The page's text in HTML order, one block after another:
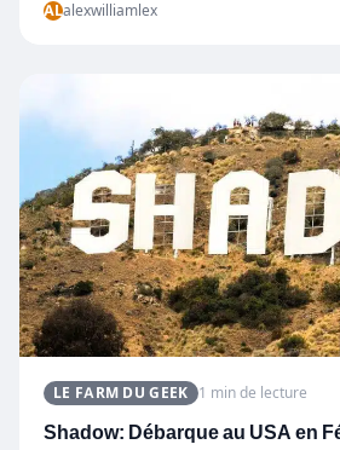
ALalexwilliamlex
LE FARM DU GEEK 1 min de lecture
Shadow: Débarque au USA en